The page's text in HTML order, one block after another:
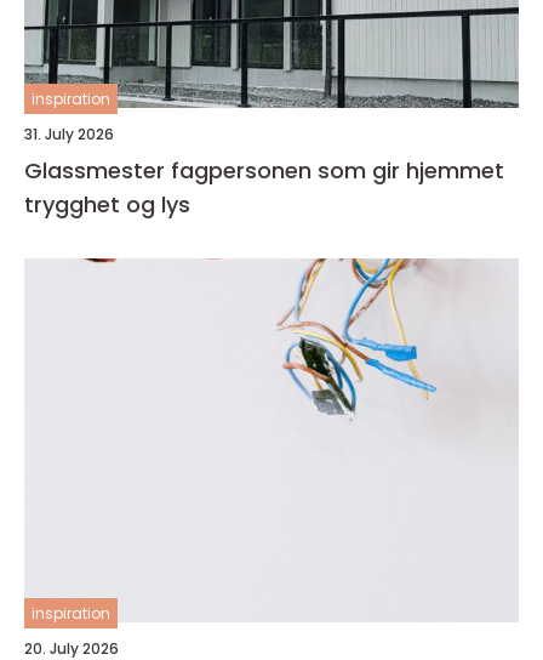
inspiration
31. July 2026
Glassmester fagpersonen som gir hjemmet
trygghet og lys
inspiration
20. July 2026